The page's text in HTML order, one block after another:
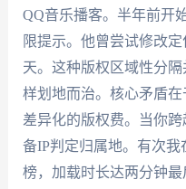
QQ音乐播客。半年前开
限提示。他曾尝试修改
天。这种版权区域性分
样划地而治。核心矛盾
差异化的版权费。当你
备IP判定归属地。有次
榜，加载时长达两分钟